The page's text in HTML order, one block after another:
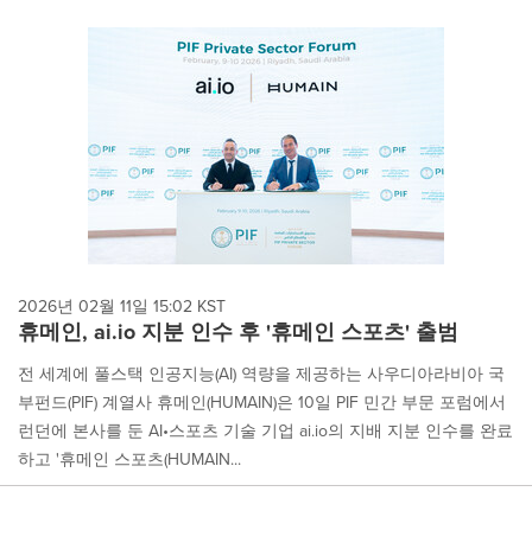
2026년 02월 11일 15:02 KST
휴메인, ai.io 지분 인수 후 '휴메인 스포츠' 출범
전 세계에 풀스택 인공지능(AI) 역량을 제공하는 사우디아라비아 국
부펀드(PIF) 계열사 휴메인(HUMAIN)은 10일 PIF 민간 부문 포럼에서
런던에 본사를 둔 AI•스포츠 기술 기업 ai.io의 지배 지분 인수를 완료
하고 '휴메인 스포츠(HUMAIN...